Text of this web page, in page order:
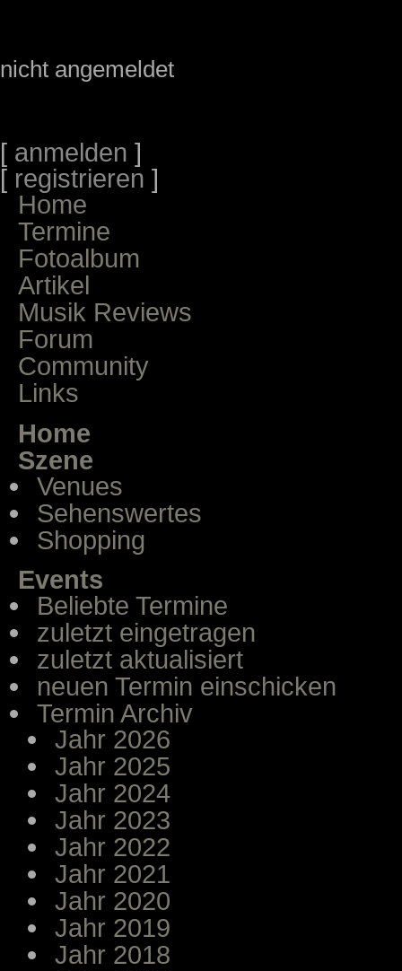
nicht angemeldet
[ anmelden ]
[ registrieren ]
Home
Termine
Fotoalbum
Artikel
Musik Reviews
Forum
Community
Links
Home
Szene
Venues
Sehenswertes
Shopping
Events
Beliebte Termine
zuletzt eingetragen
zuletzt aktualisiert
neuen Termin einschicken
Termin Archiv
Jahr 2026
Jahr 2025
Jahr 2024
Jahr 2023
Jahr 2022
Jahr 2021
Jahr 2020
Jahr 2019
Jahr 2018